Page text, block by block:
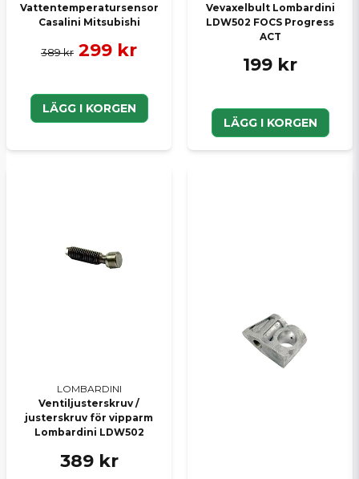
Vattentemperatursensor
Casalini Mitsubishi
389 kr 299 kr
LÄGG I KORGEN
Vevaxelbult Lombardini
LDW502 FOCS Progress
ACT
199 kr
LÄGG I KORGEN
LOMBARDINI
Ventiljusterskruv /
justerskruv för vipparm
Lombardini LDW502
389 kr